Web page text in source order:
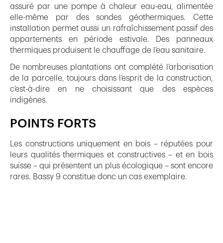
assuré par une pompe à chaleur eau-eau, alimentée
elle-même par des sondes géothermiques. Cette
installation permet aussi un rafraîchissement passif des
appartements en période estivale. Des panneaux
thermiques produisent le chauffage de l’eau sanitaire.
De nombreuses plantations ont complété l’arborisation
de la parcelle, toujours dans l’esprit de la construction,
c’est-à-dire en ne choisissant que des espèces
indigènes.
POINTS FORTS
Les constructions uniquement en bois – réputées pour
leurs qualités thermiques et constructives – et en bois
suisse – qui présentent un plus écologique – sont encore
rares. Bassy 9 constitue donc un cas exemplaire.